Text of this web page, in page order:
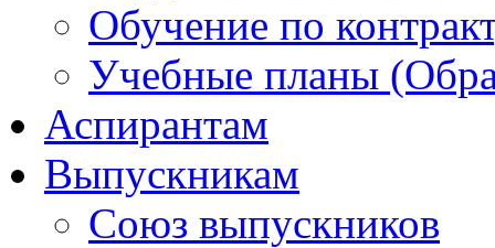
Обучение по
Учебные планы
Аспирантам
Выпускникам
Союз выпускников